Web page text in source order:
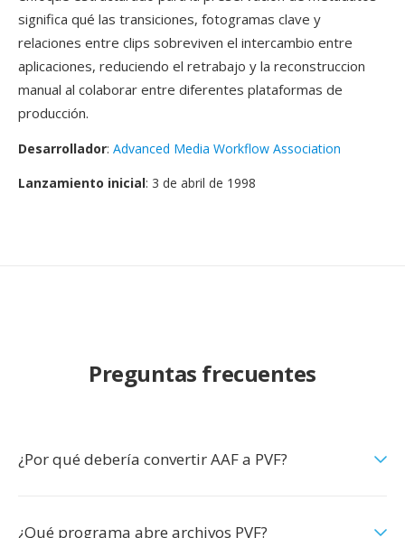
significa qué las transiciones, fotogramas clave y
relaciones entre clips sobreviven el intercambio entre
aplicaciones, reduciendo el retrabajo y la reconstruccion
manual al colaborar entre diferentes plataformas de
producción.
Desarrollador: Advanced Media Workflow Association
Lanzamiento inicial: 3 de abril de 1998
Preguntas frecuentes
¿Por qué debería convertir AAF a PVF?
¿Qué programa abre archivos PVF?